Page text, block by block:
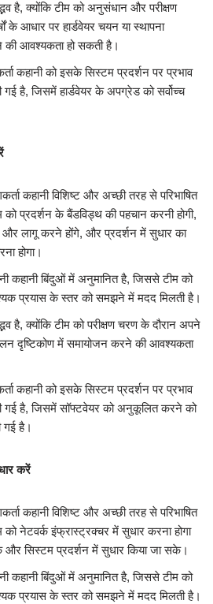
है, क्योंकि टीम को अनुसंधान और परीक्षण
के आधार पर हार्डवेयर चयन या स्थापना
की आवश्यकता हो सकती है।
कहानी को इसके सिस्टम प्रदर्शन पर प्रभाव
है, जिसमें हार्डवेयर के अपग्रेड को सर्वोच्च
कहानी विशिष्ट और अच्छी तरह से परिभाषित
को प्रदर्शन के बैंडविड्थ की पहचान करनी होगी,
लागू करने होंगे, और प्रदर्शन में सुधार का
होगा।
कहानी बिंदुओं में अनुमानित है, जिससे टीम को
प्रयास के स्तर को समझने में मदद मिलती है।
है, क्योंकि टीम को परीक्षण चरण के दौरान अपने
दृष्टिकोण में समायोजन करने की आवश्यकता
कहानी को इसके सिस्टम प्रदर्शन पर प्रभाव
गई है, जिसमें सॉफ्टवेयर को अनुकूलित करने को
गई है।
करें
कहानी विशिष्ट और अच्छी तरह से परिभाषित
को नेटवर्क इंफ्रास्ट्रक्चर में सुधार करना होगा
सिस्टम प्रदर्शन में सुधार किया जा सके।
कहानी बिंदुओं में अनुमानित है, जिससे टीम को
प्रयास के स्तर को समझने में मदद मिलती है।